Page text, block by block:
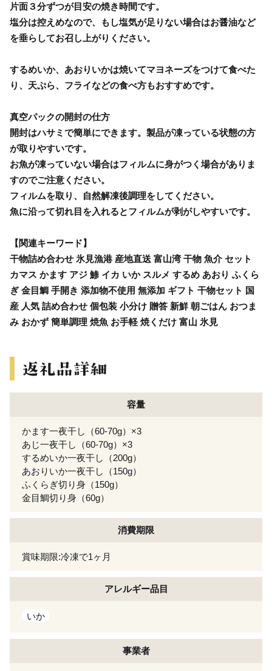
片面３分ずつが目安の焼き時間です。
塩分は控えめなので、もし塩気が足りない場合はお醤油など
を垂らしてお召し上がりください。
するめいか、あおりいかは焼いてマヨネーズをつけて食べた
り、天ぷら、フライなどの食べ方もおすすめです。
真空パックの開封の仕方
開封はハサミで簡単にできます。製品が凍っている状態の方
が取りやすいです。
お魚が凍っていない場合はフィルムに身がつく場合がありま
すのでご注意ください。
フィルムを取り、自然解凍後調理をしてください。
魚に沿って切れ目を入れるとフィルムが剥がしやすいです。
【関連キーワード】
干物詰め合わせ 氷見漁港 産地直送 富山湾 干物 魚介 セット
カマス かます アジ 鯵 イカ いか スルメ するめ あおり ふくら
ぎ 金目鯛 手開き 添加物不使用 無添加 ギフト 干物セット 国
産 人気 詰め合わせ 個包装 小分け 贈答 新鮮 朝ごはん おつま
み おかず 簡単調理 焼魚 お手軽 焼くだけ 富山 氷見
容量
かます一夜干し（60-70g）×3
あじ一夜干し（60-70g）×3
するめいか一夜干し（200g）
あおりいか一夜干し（150g）
ふくらぎ切り身（150g）
金目鯛切り身（60g）
消費期限
賞味期限:冷凍で1ヶ月
アレルギー品目
いか
事業者